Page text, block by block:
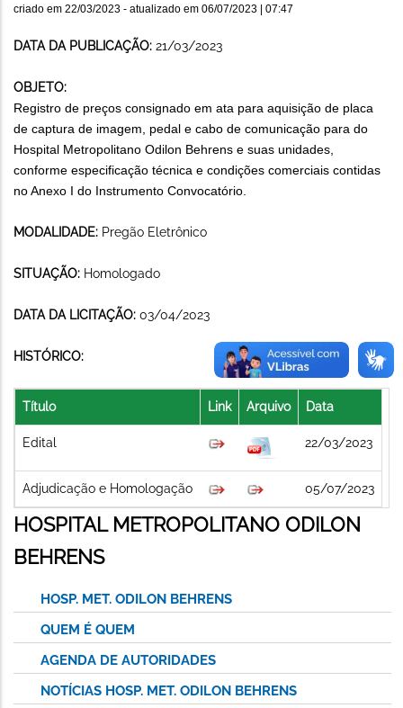
criado em 22/03/2023 - atualizado em 06/07/2023 | 07:47
DATA DA PUBLICAÇÃO: 21/03/2023
OBJETO:
Registro de preços consignado em ata para aquisição de placa
de captura de imagem, pedal e cabo de comunicação para do
Hospital Metropolitano Odilon Behrens e suas unidades,
conforme especificação técnica e condições comerciais contidas
no Anexo I do Instrumento Convocatório.
MODALIDADE: Pregão Eletrônico
SITUAÇÃO: Homologado
DATA DA LICITAÇÃO: 03/04/2023
HISTÓRICO:
Título Link Arquivo Data
Edital 22/03/2023
Adjudicação e Homologação 05/07/2023
HOSPITAL METROPOLITANO ODILON
BEHRENS
HOSP. MET. ODILON BEHRENS
QUEM É QUEM
AGENDA DE AUTORIDADES
NOTÍCIAS HOSP. MET. ODILON BEHRENS